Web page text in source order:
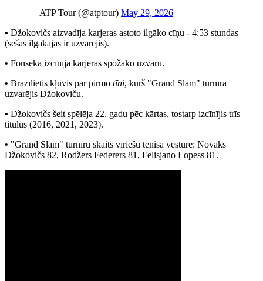
— ATP Tour (@atptour) May 29, 2026
• Džokovičs aizvadīja karjeras astoto ilgāko cīņu - 4:53 stundas
(sešās ilgākajās ir uzvarējis).
• Fonseka izcīnīja karjeras spožāko uzvaru.
• Brazīlietis kļuvis par pirmo tīni, kurš "Grand Slam" turnīrā
uzvarējis Džokoviču.
• Džokovičs šeit spēlēja 22. gadu pēc kārtas, tostarp izcīnījis trīs
titulus (2016, 2021, 2023).
• "Grand Slam" turnīru skaits vīriešu tenisa vēsturē: Novaks
Džokovičs 82, Rodžers Federers 81, Felisjano Lopess 81.